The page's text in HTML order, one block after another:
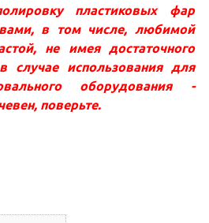
пластиковых фар
в том числе, любимой
не имея достаточного
случае использования для
оборудования -
поверьте.